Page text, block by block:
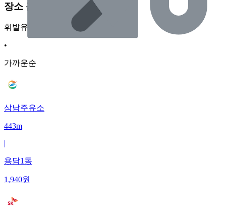
장소 근처 주유소
휘발유
•
가까운순
삼남주유소
443m
|
용담1동
1,940원